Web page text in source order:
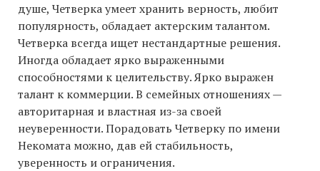
душе, Четверка умеет хранить верность, любит
популярность, обладает актерским талантом.
Четверка всегда ищет нестандартные решения.
Иногда обладает ярко выраженными
способностями к целительству. Ярко выражен
талант к коммерции. В семейных отношениях —
авторитарная и властная из-за своей
неуверенности. Порадовать Четверку по имени
Некомата можно, дав ей стабильность,
уверенность и ограничения.